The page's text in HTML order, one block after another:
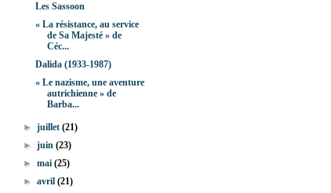
Les Sassoon
« La résistance, au service
de Sa Majesté » de
Céc...
Dalida (1933-1987)
« Le nazisme, une aventure
autrichienne » de
Barba...
►juillet(21)
►juin(23)
►mai(25)
►avril(21)